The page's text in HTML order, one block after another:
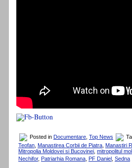
Posted in Documentare Top News
Teofan Manastirea Corbii de Piatra Manastiri
Mitropolia Moldovei si Bucovinei mitropolitul
Nechifor, Patriarhia Romana PF Daniel Sedna